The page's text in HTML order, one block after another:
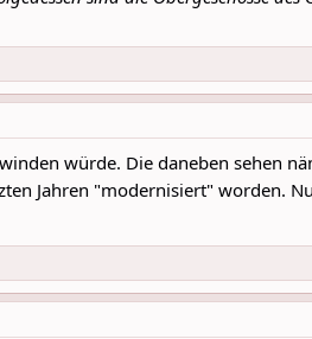
würde. Die daneben sehen
Jahren "modernisiert" worden.